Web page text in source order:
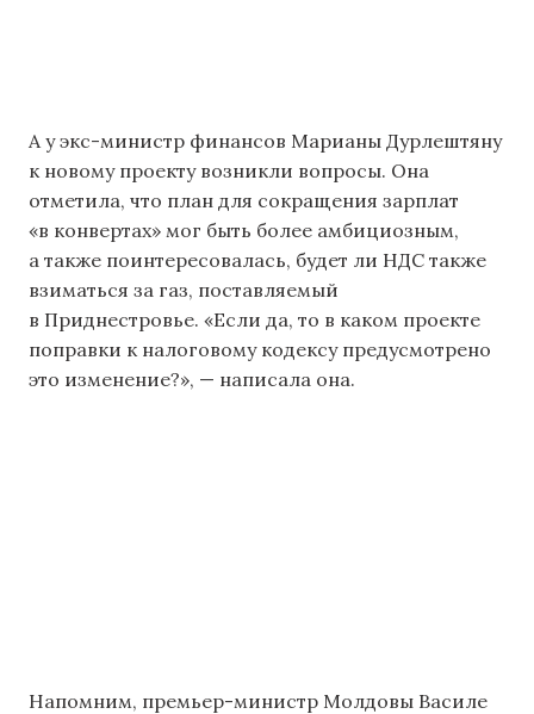
А у экс-министр финансов Марианы Дурлештяну
к новому проекту возникли вопросы. Она
отметила, что план для сокращения зарплат
«в конвертах» мог быть более амбициозным,
а также поинтересовалась, будет ли НДС также
взиматься за газ, поставляемый
в Приднестровье. «Если да, то в каком проекте
поправки к налоговому кодексу предусмотрено
это изменение?», — написала она.
Напомним, премьер-министр Молдовы Василе